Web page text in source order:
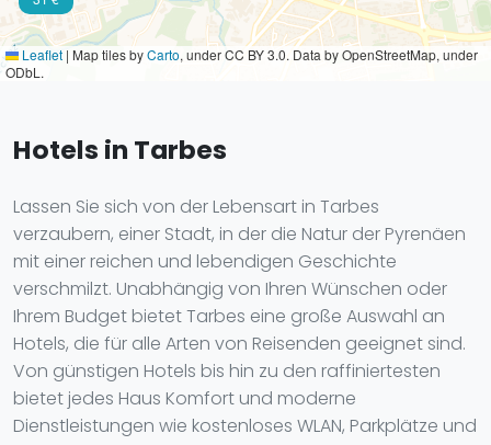
Leaflet | Map tiles byCarto, under CC BY 3.0. Data by OpenStreetMap, under
ODbL.
Hotels in Tarbes
Lassen Sie sich von der Lebensart in Tarbes
verzaubern, einer Stadt, in der die Natur der Pyrenäen
mit einer reichen und lebendigen Geschichte
verschmilzt. Unabhängig von Ihren Wünschen oder
Ihrem Budget bietet Tarbes eine große Auswahl an
Hotels, die für alle Arten von Reisenden geeignet sind.
Von günstigen Hotels bis hin zu den raffiniertesten
bietet jedes Haus Komfort und moderne
Dienstleistungen wie kostenloses WLAN, Parkplätze und